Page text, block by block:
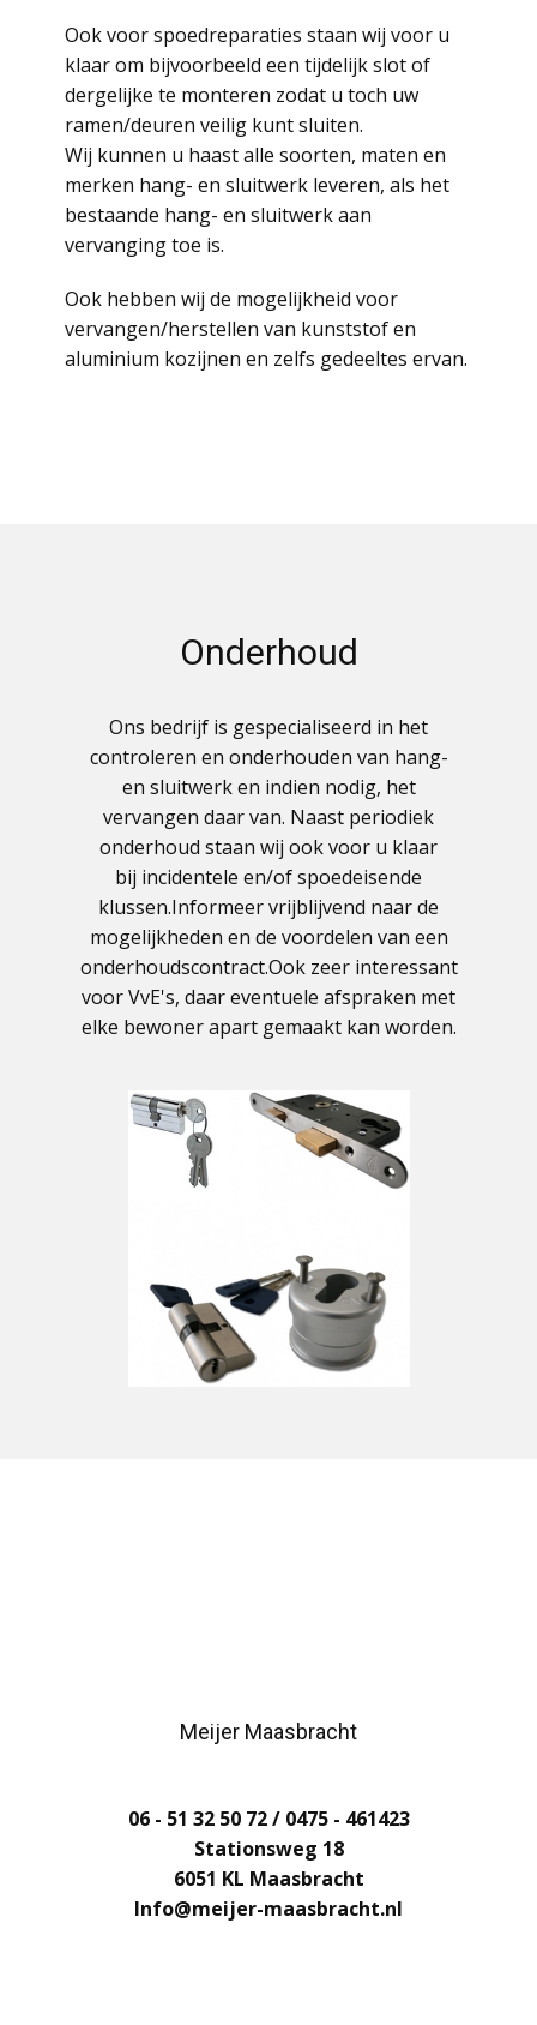
Ook voor spoedreparaties staan wij voor u
klaar om bijvoorbeeld een tijdelijk slot of
dergelijke te monteren zodat u toch uw
ramen/deuren veilig kunt sluiten.
Wij kunnen u haast alle soorten, maten en
merken hang- en sluitwerk leveren, als het
bestaande hang- en sluitwerk aan
vervanging toe is.
Ook hebben wij de mogelijkheid voor
vervangen/herstellen van kunststof en
aluminium kozijnen en zelfs gedeeltes ervan.
Onderhoud
Ons bedrijf is gespecialiseerd in het
controleren en onderhouden van hang-
en sluitwerk en indien nodig, het
vervangen daar van. Naast periodiek
onderhoud staan wij ook voor u klaar
bij incidentele en/of spoedeisende
klussen.Informeer vrijblijvend naar de
mogelijkheden en de voordelen van een
onderhoudscontract.Ook zeer interessant
voor VvE's, daar eventuele afspraken met
elke bewoner apart gemaakt kan worden.
Meijer Maasbracht
06 - 51 32 50 72 / 0475 - 461423
Stationsweg 18
6051 KL Maasbracht
Info@meijer-maasbracht.nl